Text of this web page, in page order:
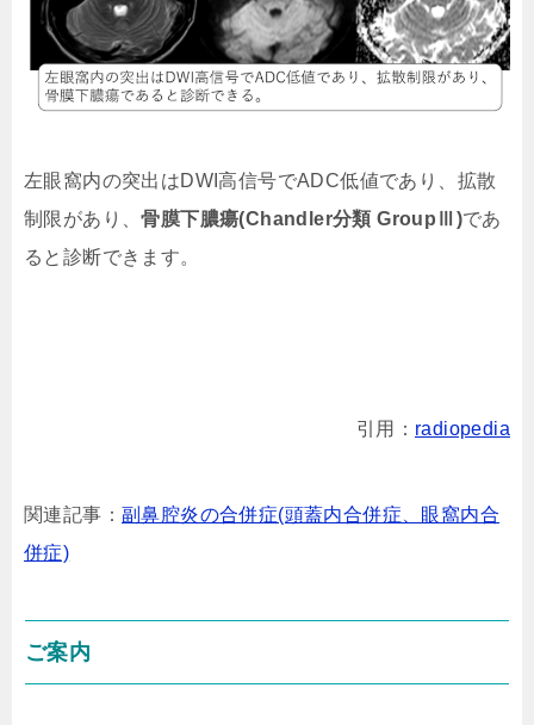
左眼窩内の突出はDWI高信号でADC低値であり、拡散
制限があり、骨膜下膿瘍(Chandler分類 GroupⅢ)であ
ると診断できます。
引用： radiopedia
関連記事： 副鼻腔炎の合併症(頭蓋内合併症、眼窩内合
併症)
ご案内